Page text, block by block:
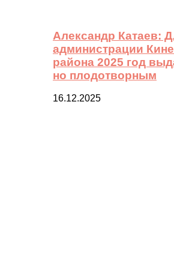
Александр Катаев:
администрации
района 2025 год
но плодотворным
16.12.2025